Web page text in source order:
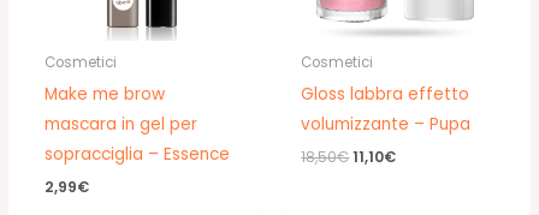
Cosmetici
Make me brow
mascara in gel per
sopracciglia – Essence
2,99€
Cosmetici
Gloss labbra effetto
volumizzante – Pupa
18,50€Il
11,10€Il